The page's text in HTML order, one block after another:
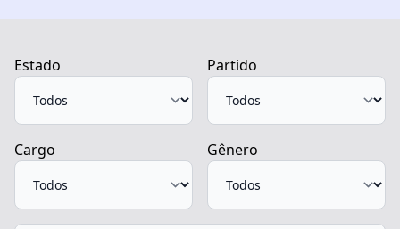
Estado Partido
Cargo Gênero